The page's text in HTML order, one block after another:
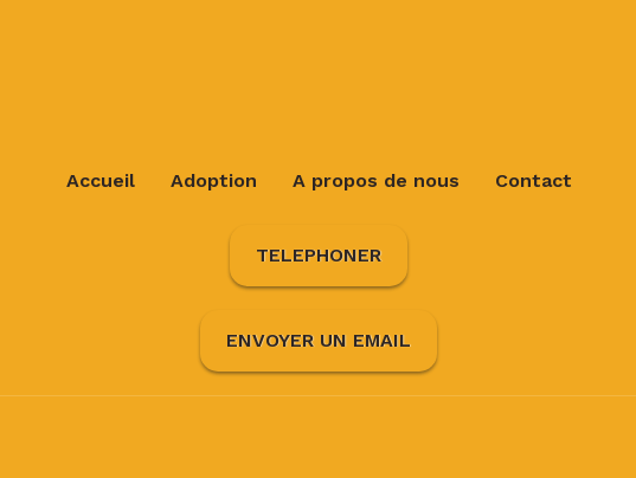
Accueil Adoption A propos de nous Contact
TELEPHONER
ENVOYER UN EMAIL